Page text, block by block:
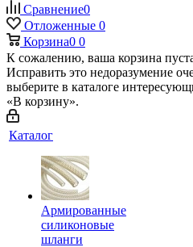
Сравнение0
Отложенные 0
Корзина0 0
К сожалению, ваша корзина
Исправить это недоразумение
выберите в каталоге
«В корзину».
Каталог
Армированные
силиконовые
шланги